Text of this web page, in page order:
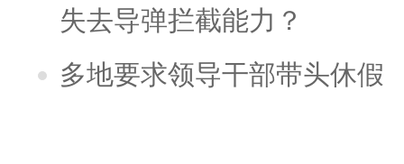
失去导弹拦截能力？
多地要求领导干部带头休假